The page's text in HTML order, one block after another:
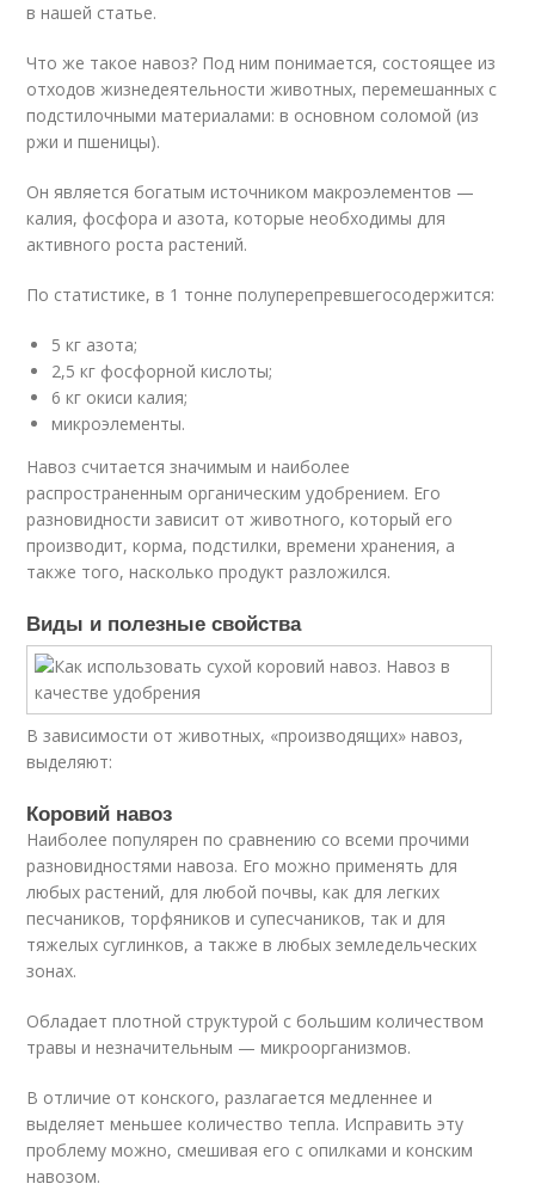
в нашей статье.
Что же такое навоз? Под ним понимается, состоящее из
отходов жизнедеятельности животных, перемешанных с
подстилочными материалами: в основном соломой (из
ржи и пшеницы).
Он является богатым источником макроэлементов —
калия, фосфора и азота, которые необходимы для
активного роста растений.
По статистике, в 1 тонне полуперепревшегосодержится:
5 кг азота;
2,5 кг фосфорной кислоты;
6 кг окиси калия;
микроэлементы.
Навоз считается значимым и наиболее
распространенным органическим удобрением. Его
разновидности зависит от животного, который его
производит, корма, подстилки, времени хранения, а
также того, насколько продукт разложился.
Виды и полезные свойства
В зависимости от животных, «производящих» навоз,
выделяют:
Коровий навоз
Наиболее популярен по сравнению со всеми прочими
разновидностями навоза. Его можно применять для
любых растений, для любой почвы, как для легких
песчаников, торфяников и супесчаников, так и для
тяжелых суглинков, а также в любых земледельческих
зонах.
Обладает плотной структурой с большим количеством
травы и незначительным — микроорганизмов.
В отличие от конского, разлагается медленнее и
выделяет меньшее количество тепла. Исправить эту
проблему можно, смешивая его с опилками и конским
навозом.